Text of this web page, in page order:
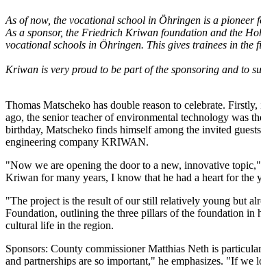
As of now, the vocational school in Öhringen is a pioneer
As a sponsor, the Friedrich Kriwan foundation and the
vocational schools in Öhringen. This gives trainees in
Kriwan is very proud to be part of the sponsoring and to
Thomas Matscheko has double reason to celebrate.
ago, the senior teacher of environmental technology was
birthday, Matscheko finds himself among the invited
engineering company KRIWAN.
"Now we are opening the door to a new, innovative
Kriwan for many years, I know that he had a heart for the
"The project is the result of our still relatively young but
Foundation, outlining the three pillars of the foundation in
cultural life in the region.
Sponsors: County commissioner Matthias Neth is
and partnerships are so important," he emphasizes. "If